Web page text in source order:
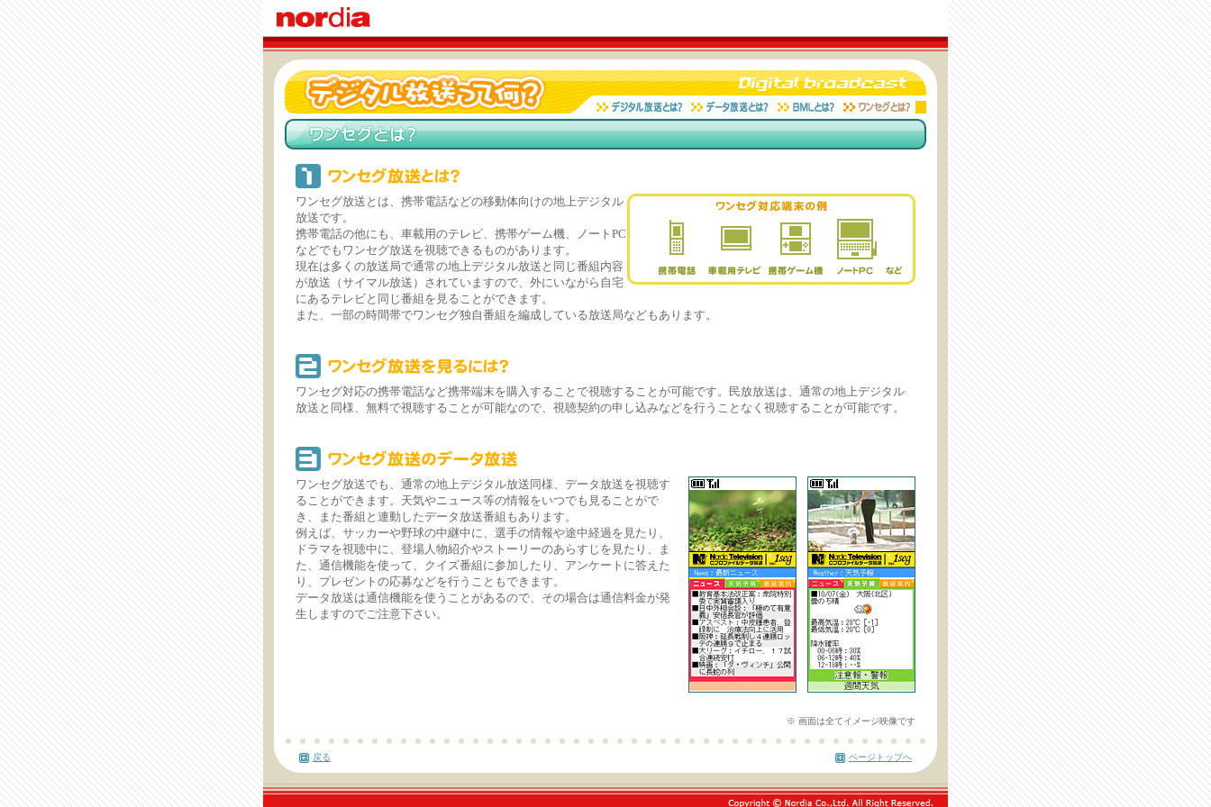
ワンセグ放送とは、携帯電話などの移動体向けの地上デジタル
放送です。
携帯電話の他にも、車載用のテレビ、携帯ゲーム機、ノートPC
などでもワンセグ放送を視聴できるものがあります。
現在は多くの放送局で通常の地上デジタル放送と同じ番組内容
が放送（サイマル放送）されていますので、外にいながら自宅
にあるテレビと同じ番組を見ることができます。
また、一部の時間帯でワンセグ独自番組を編成している放送局などもあります。
ワンセグ対応の携帯電話など携帯端末を購入することで視聴することが可能です。民放放送は、通常の地上デジタル
放送と同様、無料で視聴することが可能なので、視聴契約の申し込みなどを行うことなく視聴することが可能です。
ワンセグ放送でも、通常の地上デジタル放送同様、データ放送を視聴す
ることができます。天気やニュース等の情報をいつでも見ることがで
き、また番組と連動したデータ放送番組もあります。
例えば、サッカーや野球の中継中に、選手の情報や途中経過を見たり、
ドラマを視聴中に、登場人物紹介やストーリーのあらすじを見たり、ま
た、通信機能を使って、クイズ番組に参加したり、アンケートに答えた
り、プレゼントの応募などを行うこともできます。
データ放送は通信機能を使うことがあるので、その場合は通信料金が発
生しますのでご注意下さい。
※ 画面は全てイメージ映像です
戻る ページトップへ